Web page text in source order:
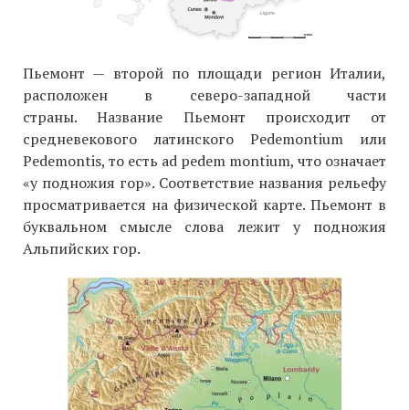
Пьемонт — второй по площади регион Италии,
расположен в северо-западной части
страны. Название Пьемонт происходит от
средневекового латинского Pedemontium или
Pedemontis, то есть ad pedem montium, что означает
«у подножия гор». Соответствие названия рельефу
просматривается на физической карте. Пьемонт в
буквальном смысле слова лежит у подножия
Альпийских гор.